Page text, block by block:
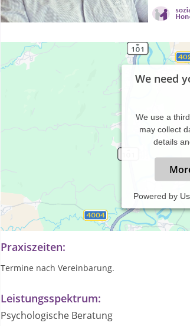
We need
We use a
may collect
details
Powered by
Hypnotherapie, Hypnosystemische Therapie,
Energetische Verfahren, NLP-Coaching,
Praxiszeiten:
Termine nach Vereinbarung.
Leistungsspektrum:
Psychologische Beratung